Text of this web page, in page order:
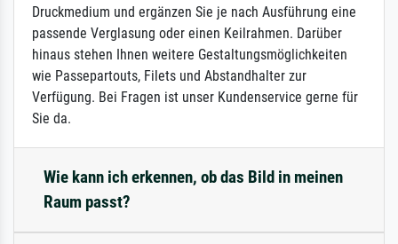
Druckmedium und ergänzen Sie je nach Ausführung eine
passende Verglasung oder einen Keilrahmen. Darüber
hinaus stehen Ihnen weitere Gestaltungsmöglichkeiten
wie Passepartouts, Filets und Abstandhalter zur
Verfügung. Bei Fragen ist unser Kundenservice gerne für
Sie da.
Wie kann ich erkennen, ob das Bild in meinen
Raum passt?